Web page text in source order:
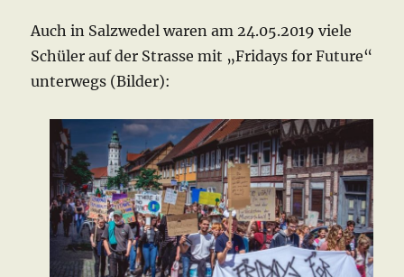
Auch in Salzwedel waren am 24.05.2019 viele
Schüler auf der Strasse mit „Fridays for Future“
unterwegs (Bilder):